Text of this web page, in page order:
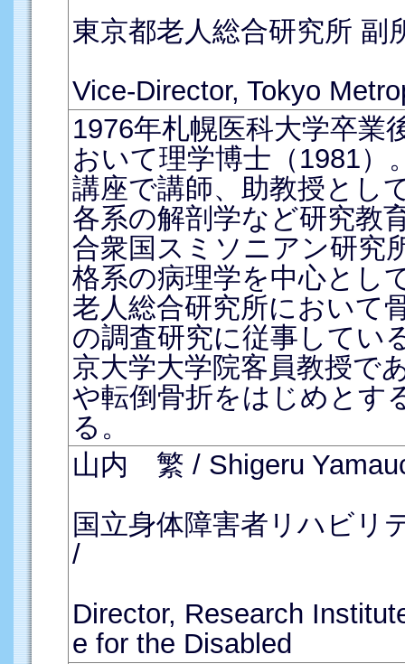
東京都老人総合研究所 副
Vice-Director, Tokyo
1976年札幌医科大学卒業
おいて理学博士（1981）
講座で講師、助教授とし
各系の解剖学など研究教
合衆国スミソニアン研究
格系の病理学を中心とし
老人総合研究所において
の調査研究に従事してい
京大学大学院客員教授で
や転倒骨折をはじめとす
る。
山内 繁 / Shigeru
国立身体障害者リハビリ
/
Director, Research
e for the Disabled